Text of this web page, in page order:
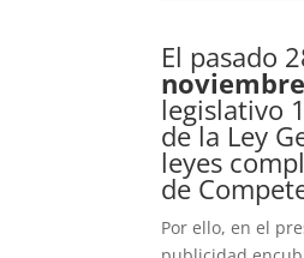
El pasado
noviembre
legislativo
de la Ley
leyes
de
Por ello, en el